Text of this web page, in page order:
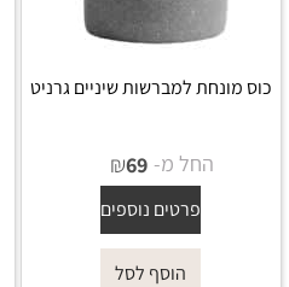
כוס מונחת למברשות שיניים גרניט
החל מ- ₪69
פרטים נוספים
הוסף לסל